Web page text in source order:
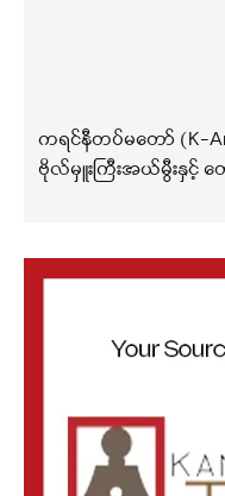
ကရင်နီတပ်မတော် (K-
ဗိုလ်မှူးကြီးအယ်မွီးနှင့် တွ